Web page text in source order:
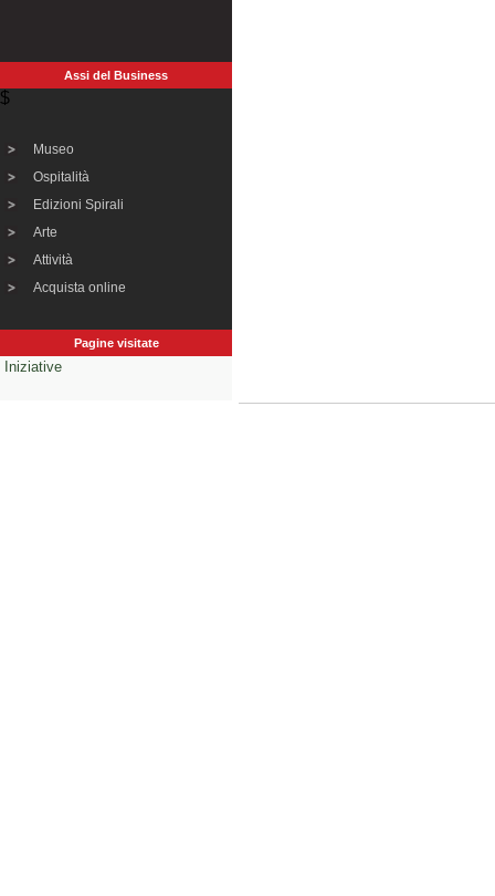
Assi del Business
$
Museo
Ospitalità
Edizioni Spirali
Arte
Attività
Acquista online
Pagine visitate
Iniziative